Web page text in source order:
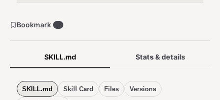
SKILL.md Stats & details
SKILL.md Skill Card Files Versions
Bookmark